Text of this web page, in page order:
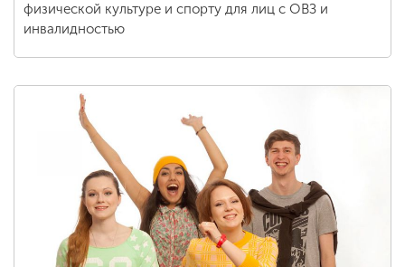
физической культуре и спорту для лиц с ОВЗ и
инвалидностью